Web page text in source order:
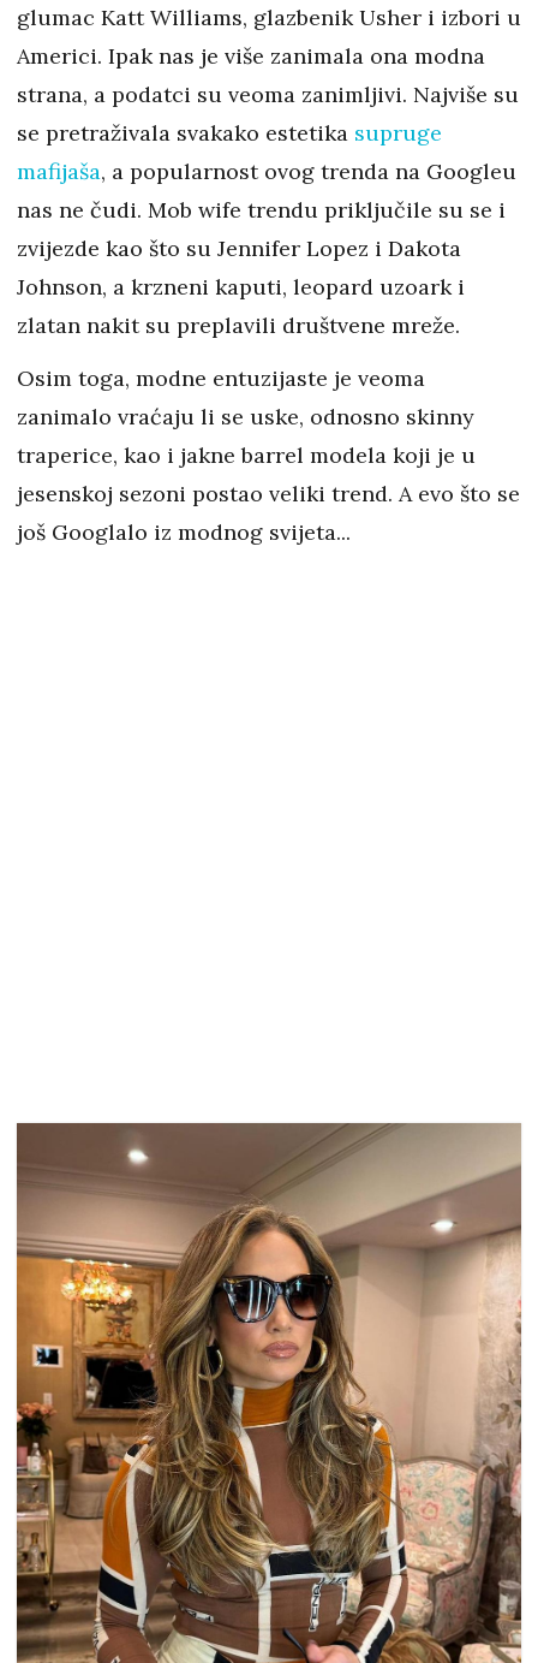
glumac Katt Williams, glazbenik Usher i izbori u
Americi. Ipak nas je više zanimala ona modna
strana, a podatci su veoma zanimljivi. Najviše su
se pretraživala svakako estetika supruge
mafijaša, a popularnost ovog trenda na Googleu
nas ne čudi. Mob wife trendu priključile su se i
zvijezde kao što su Jennifer Lopez i Dakota
Johnson, a krzneni kaputi, leopard uzoark i
zlatan nakit su preplavili društvene mreže.
Osim toga, modne entuzijaste je veoma
zanimalo vraćaju li se uske, odnosno skinny
traperice, kao i jakne barrel modela koji je u
jesenskoj sezoni postao veliki trend. A evo što se
još Googlalo iz modnog svijeta...